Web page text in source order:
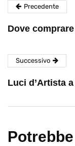
Precedente
Dove
Successivo
Luci d’Artista